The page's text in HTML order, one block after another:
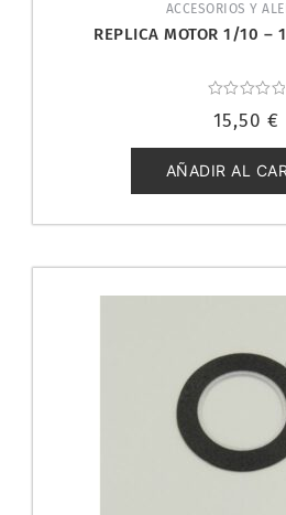
ACCESORIOS Y
REPLICA MOTOR 1/10 –
con
de
5
15,50 €
AÑADIR AL